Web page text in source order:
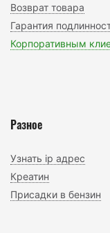
Возврат товара
Гарантия
Корпоративным
Разное
Узнать ip адрес
Креатин
Присадки в бензин